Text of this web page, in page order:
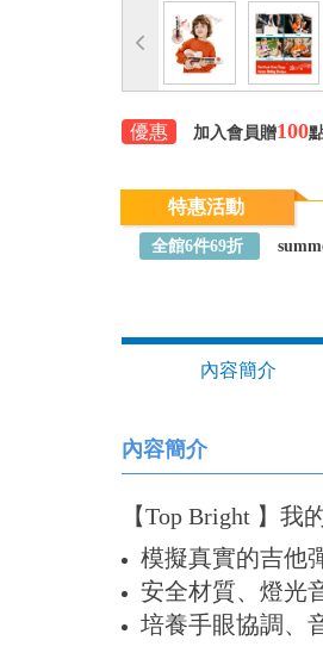
優惠 加入會員贈100
特惠活動
全館6件69折
內容簡介
內容簡介
【Top Bright 】
模擬真實的吉他
安全材質、燈光
培養手眼協調、